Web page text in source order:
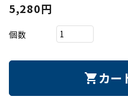
5,280円
個数
shopping_cart カー